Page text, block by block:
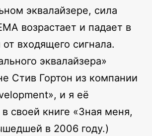
эквалайзере, сила
возрастает и падает в
входящего сигнала.
эквалайзера»
Стив Гортон из компании
и я её
своей книге «Зная меня,
в 2006 году.)